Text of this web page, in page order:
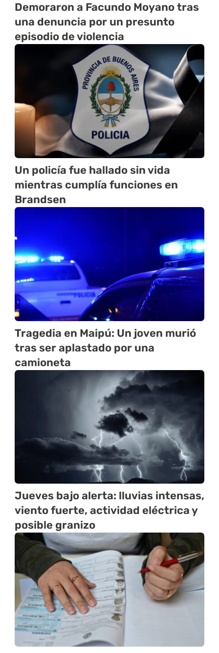
Demoraron a Facundo Moyano tras
una denuncia por un presunto
episodio de violencia
Un policía fue hallado sin vida
mientras cumplía funciones en
Brandsen
Tragedia en Maipú: Un joven murió
tras ser aplastado por una
camioneta
Jueves bajo alerta: lluvias intensas,
viento fuerte, actividad eléctrica y
posible granizo